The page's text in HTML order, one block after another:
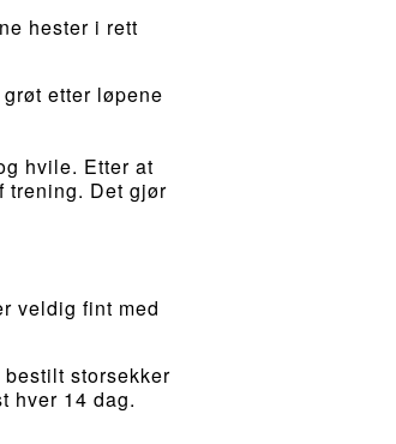
hester i rett
etter løpene
hvile. Etter at
trening. Det gjør
veldig fint med
storsekker
hver 14 dag.